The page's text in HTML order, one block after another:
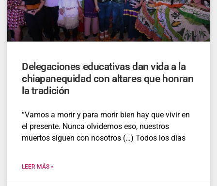
Delegaciones educativas dan vida a la
chiapanequidad con altares que honran
la tradición
“Vamos a morir y para morir bien hay que vivir en
el presente. Nunca olvidemos eso, nuestros
muertos siguen con nosotros (…) Todos los días
LEER MÁS »